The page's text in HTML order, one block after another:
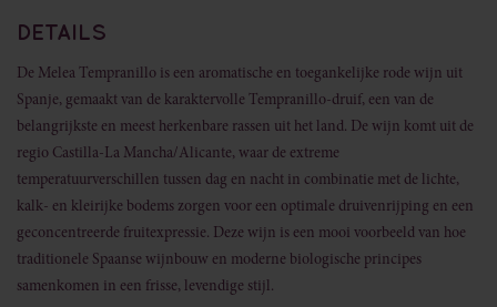
DETAILS
De Melea Tempranillo is een aromatische en toegankelijke rode wijn uit
Spanje, gemaakt van de karaktervolle Tempranillo-druif, een van de
belangrijkste en meest herkenbare rassen uit het land. De wijn komt uit de
regio Castilla-La Mancha/Alicante, waar de extreme
temperatuurverschillen tussen dag en nacht in combinatie met de lichte,
kalk- en kleirijke bodems zorgen voor een optimale druivenrijping en een
geconcentreerde fruitexpressie. Deze wijn is een mooi voorbeeld van hoe
traditionele Spaanse wijnbouw en moderne biologische principes
samenkomen in een frisse, levendige stijl.